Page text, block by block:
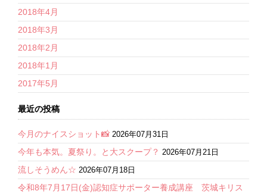
2018年4月
2018年3月
2018年2月
2018年1月
2017年5月
最近の投稿
今月のナイスショット📸 2026年07月31日
今年も本気。夏祭り。と大スクープ？ 2026年07月21日
流しそうめん☆ 2026年07月18日
令和8年7月17日(金)認知症サポーター養成講座 茨城キリス